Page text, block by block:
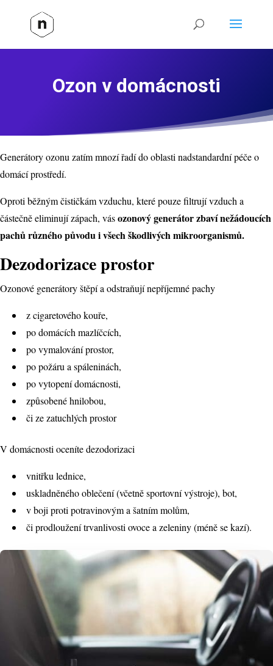
Ozon v domácnosti
Generátory ozonu zatím mnozí řadí do oblasti nadstandardní péče o
domácí prostředí.
Oproti běžným čističkám vzduchu, které pouze filtrují vzduch a
částečně eliminují zápach, vásozonový generátor zbaví nežádoucích
pachů různého původu i všech škodlivých mikroorganismů.
Dezodorizace prostor
Ozonové generátory štěpí a odstraňují nepříjemné pachy
z cigaretového kouře,
po domácích mazlíčcích,
po vymalování prostor,
po požáru a spáleninách,
po vytopení domácnosti,
způsobené hnilobou,
či ze zatuchlých prostor
V domácnosti oceníte dezodorizaci
vnitřku lednice,
uskladněného oblečení (včetně sportovní výstroje), bot,
v boji proti potravinovým a šatním molům,
či prodloužení trvanlivosti ovoce a zeleniny (méně se kazí).